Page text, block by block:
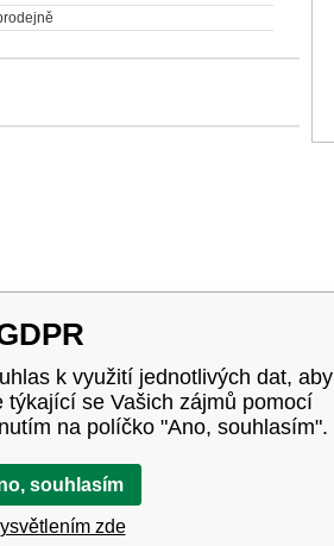
k využití jednotlivých dat, aby
se Vašich zájmů pomocí
na políčko "Ano, souhlasím".
souhlasím
zde